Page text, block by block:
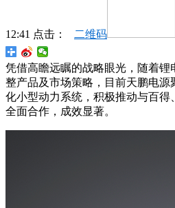
12:41 点击： 二维码
凭借高瞻远瞩的战略眼光，随着锂
整产品及市场策略，目前天鹏电源
化小型动力系统，积极推动与百得
全面合作，成效显著。